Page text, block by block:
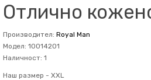
Отлично
Производител: Royal Man
Модел: 10014201
Наличност: 1
Наш размер - XXL